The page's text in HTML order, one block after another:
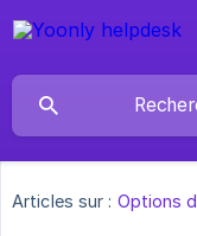
Articles sur : Options